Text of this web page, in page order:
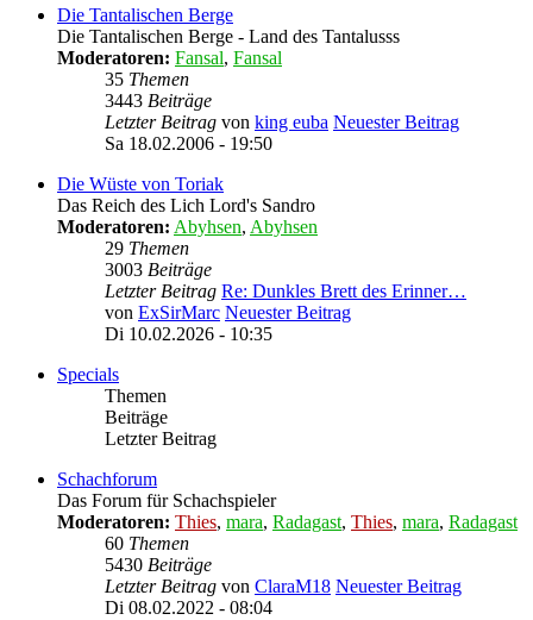
Die Tantalischen Berge
Die Tantalischen Berge - Land des Tantalusss
Moderatoren: Fansal, Fansal
35 Themen
3443 Beiträge
Letzter Beitrag von king euba Neuester Beitrag
Sa 18.02.2006 - 19:50
Die Wüste von Toriak
Das Reich des Lich Lord's Sandro
Moderatoren: Abyhsen, Abyhsen
29 Themen
3003 Beiträge
Letzter Beitrag Re: Dunkles Brett des Erinner…
von ExSirMarc Neuester Beitrag
Di 10.02.2026 - 10:35
Specials
Themen
Beiträge
Letzter Beitrag
Schachforum
Das Forum für Schachspieler
Moderatoren: Thies, mara, Radagast, Thies, mara, Radagast
60 Themen
5430 Beiträge
Letzter Beitrag von ClaraM18 Neuester Beitrag
Di 08.02.2022 - 08:04